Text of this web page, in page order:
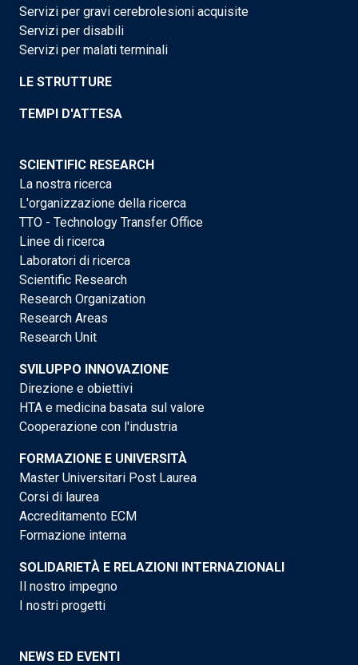
Servizi per gravi cerebrolesioni acquisite
Servizi per disabili
Servizi per malati terminali
LE STRUTTURE
TEMPI D'ATTESA
SCIENTIFIC RESEARCH
La nostra ricerca
L'organizzazione della ricerca
TTO - Technology Transfer Office
Linee di ricerca
Laboratori di ricerca
Scientific Research
Research Organization
Research Areas
Research Unit
SVILUPPO INNOVAZIONE
Direzione e obiettivi
HTA e medicina basata sul valore
Cooperazione con l'industria
FORMAZIONE E UNIVERSITÀ
Master Universitari Post Laurea
Corsi di laurea
Accreditamento ECM
Formazione interna
SOLIDARIETÀ E RELAZIONI INTERNAZIONALI
Il nostro impegno
I nostri progetti
NEWS ED EVENTI